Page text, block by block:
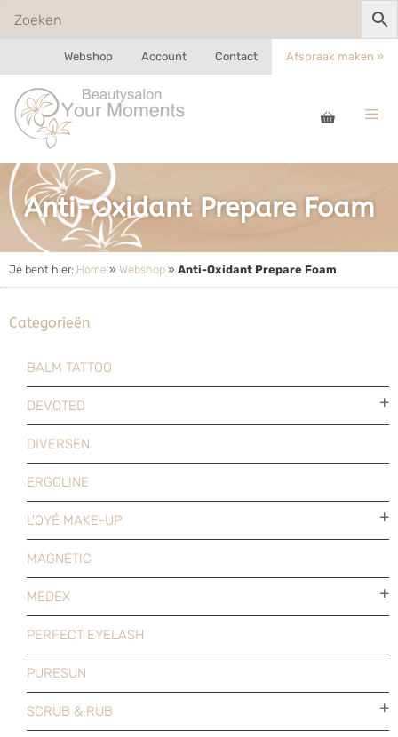
Webshop Account Contact Afspraak maken »
Anti-Oxidant Prepare Foam
Je bent hier: Home » Webshop » Anti-Oxidant Prepare Foam
Categorieën
BALM TATTOO
DEVOTED
DIVERSEN
ERGOLINE
L'OYÉ MAKE-UP
MAGNETIC
MEDEX
PERFECT EYELASH
PURESUN
SCRUB & RUB